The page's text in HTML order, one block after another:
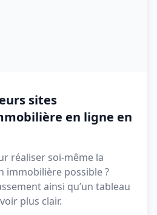
sites
en ligne en
réaliser soi-même la
immobilière possible ?
ainsi qu’un tableau
plus clair.